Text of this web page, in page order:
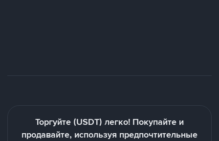
Торгуйте (USDT) легко! Покупайте и
продавайте, используя предпочтительные